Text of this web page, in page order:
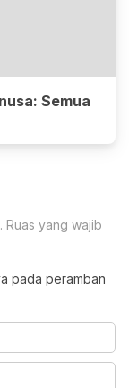
Semua
Ruas yang wajib
pada peramban